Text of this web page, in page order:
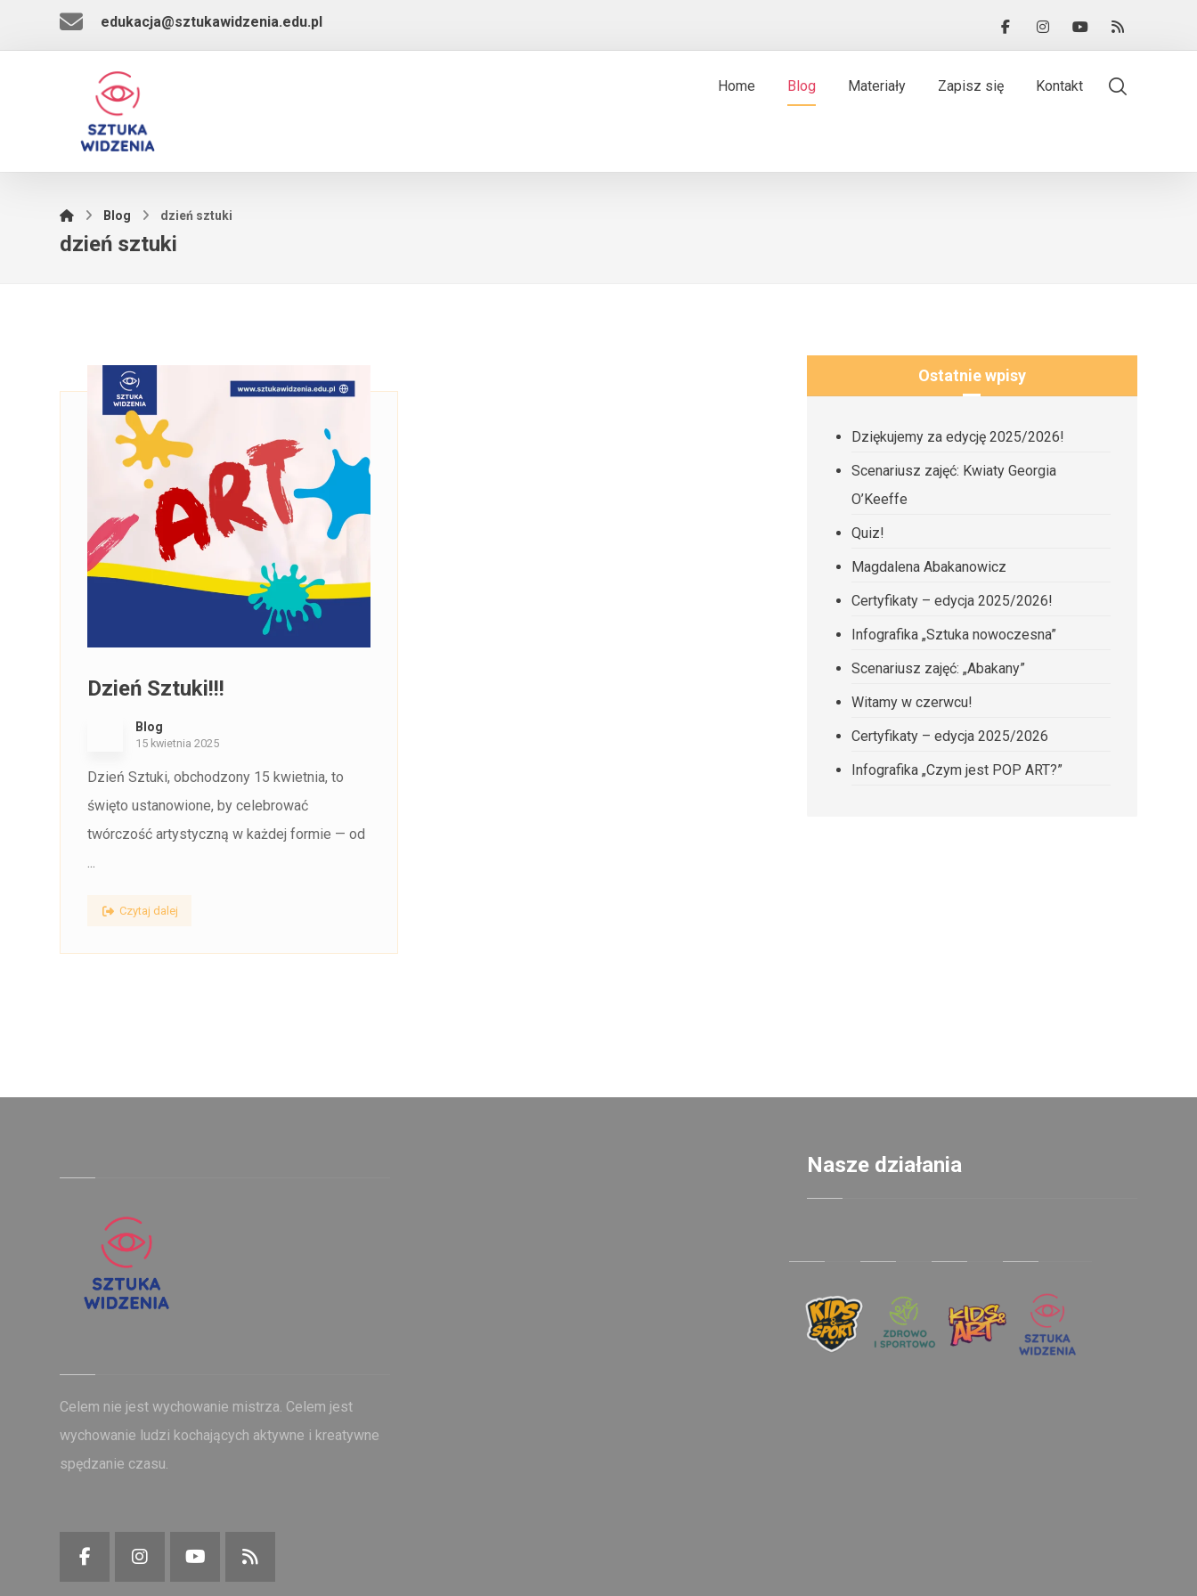
edukacja@sztukawidzenia.edu.pl
Home Blog Materiały Zapisz się Kontakt
Blog dzień sztuki
dzień sztuki
Dzień Sztuki!!!
Blog
15 kwietnia 2025
Dzień Sztuki, obchodzony 15 kwietnia, to
święto ustanowione, by celebrować
twórczość artystyczną w każdej formie — od
...
Czytaj dalej
Ostatnie wpisy
Dziękujemy za edycję 2025/2026!
Scenariusz zajęć: Kwiaty Georgia
O’Keeffe
Quiz!
Magdalena Abakanowicz
Certyfikaty – edycja 2025/2026!
Infografika „Sztuka nowoczesna”
Scenariusz zajęć: „Abakany”
Witamy w czerwcu!
Certyfikaty – edycja 2025/2026
Infografika „Czym jest POP ART?”
Celem nie jest wychowanie mistrza. Celem jest
wychowanie ludzi kochających aktywne i kreatywne
spędzanie czasu.
Nasze działania